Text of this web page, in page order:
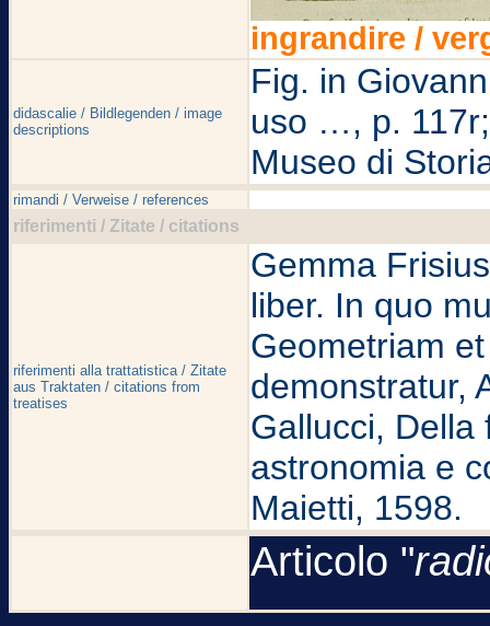
ingrandire /
didascalie / Bildlegenden / image
descriptions
Fig. in
uso …, p.
Museo di
rimandi / Verweise / references
riferimenti / Zitate / citations
riferimenti alla trattatistica / Zitate
aus Traktaten / citations from
treatises
Gemma
liber. In quo
Geometriam
demonstratur,
Gallucci, Della
astronomia e
Maietti, 1598.
Articolo "